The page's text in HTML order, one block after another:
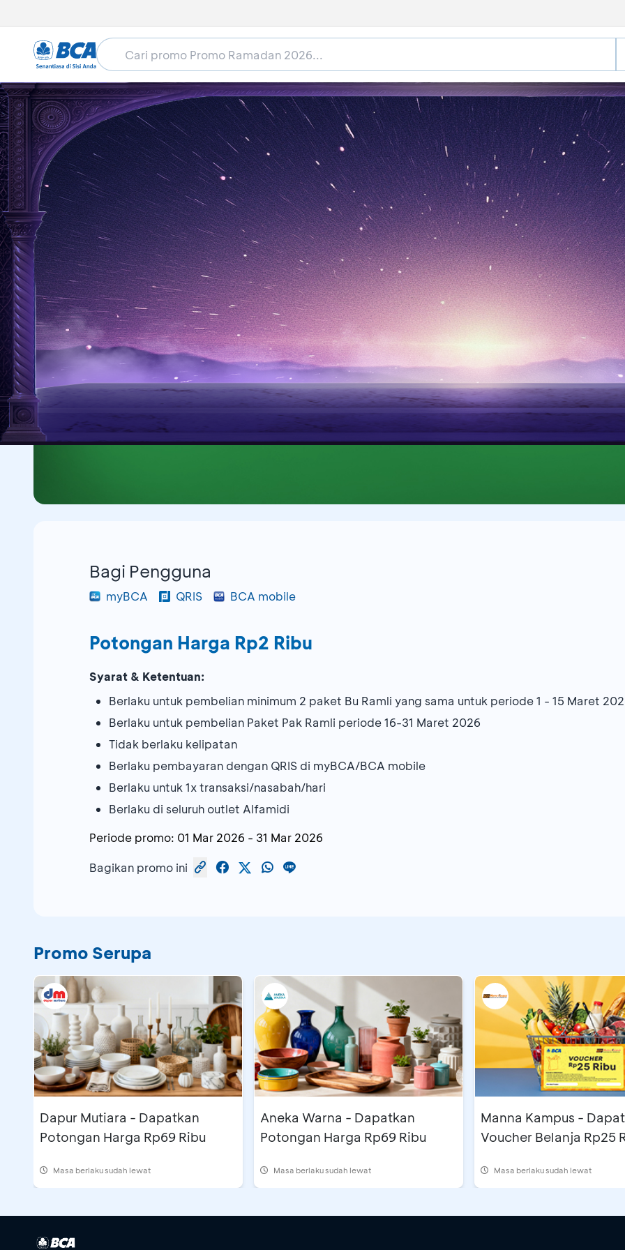
Home Promo Ramadan 2026 Groceries Alfamidi
Alfamidi - Potongan Harga Rp2 Ribu
Masa berlaku sudah lewat (01 Mar 2026 - 31 Mar 2026)
Bagi Pengguna
myBCA QRIS BCA mobile
Potongan Harga Rp2 Ribu
Syarat & Ketentuan:
Berlaku untuk pembelian minimum 2 paket Bu Ramli yang sama untuk periode 1 - 15 Maret
Berlaku untuk pembelian Paket Pak Ramli periode 16-31 Maret 2026
Tidak berlaku kelipatan
Berlaku pembayaran dengan QRIS di myBCA/BCA mobile
Berlaku untuk 1x transaksi/nasabah/hari
Berlaku di seluruh outlet Alfamidi
Periode promo: 01 Mar 2026 - 31 Mar 2026
Bagikan promo ini
Promo Serupa
Dapur Mutiara - Dapatkan
Potongan Harga Rp69 Ribu
Masa berlaku sudah lewat
Aneka Warna - Dapatkan
Potongan Harga Rp69 Ribu
Masa berlaku sudah lewat
Manna Kampus -
Voucher Belanja Rp25
Masa berlaku sudah lewat